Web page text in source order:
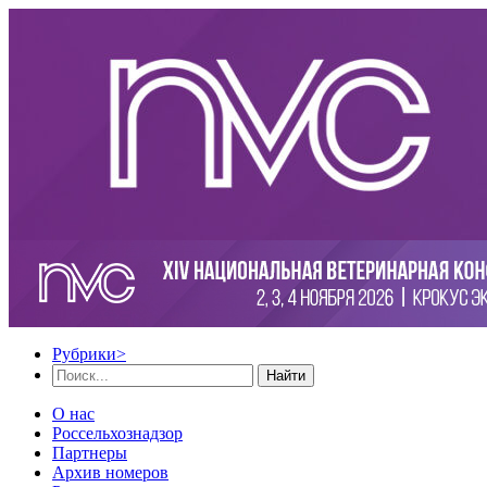
Рубрики>
Найти
О нас
Россельхознадзор
Партнеры
Архив номеров